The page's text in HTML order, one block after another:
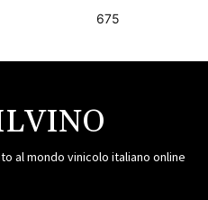
675
al mondo vinicolo italiano online